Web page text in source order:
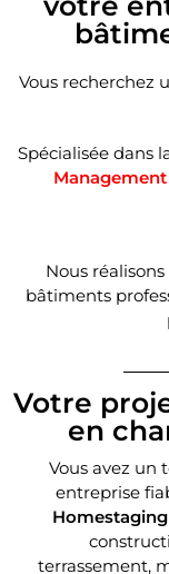
Vous recherchez
Spécialisée dans
Management
Nous
bâtiments
Votre
en
Vous avez un
entreprise
terrassement,